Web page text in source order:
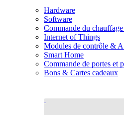
Hardware
Software
Commande du
Internet of Things
Modules de contrôle &
Smart Home
Commande de portes et
Bons & Cartes cadeaux